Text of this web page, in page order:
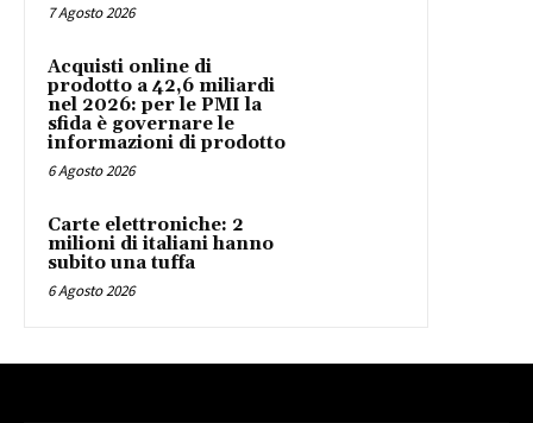
7 Agosto 2026
Acquisti online di
prodotto a 42,6 miliardi
nel 2026: per le PMI la
sfida è governare le
informazioni di prodotto
6 Agosto 2026
Carte elettroniche: 2
milioni di italiani hanno
subito una tuffa
6 Agosto 2026